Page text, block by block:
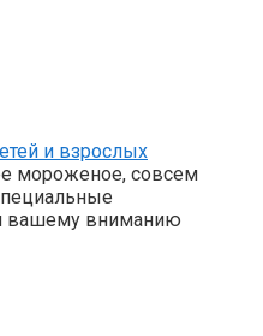
и взрослых
мороженое, совсем
вашему вниманию